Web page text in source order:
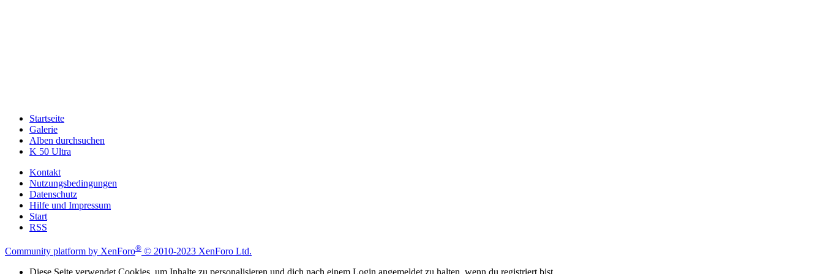
Startseite
Galerie
Alben durchsuchen
K 50 Ultra
Kontakt
Nutzungsbedingungen
Datenschutz
Hilfe und Impressum
Start
RSS
Community platform by XenForo® © 2010-2023 XenForo Ltd.
Diese Seite verwendet Cookies, um Inhalte zu personalisieren und dich nach einem Login angemeldet zu halten, wenn du registriert bist.